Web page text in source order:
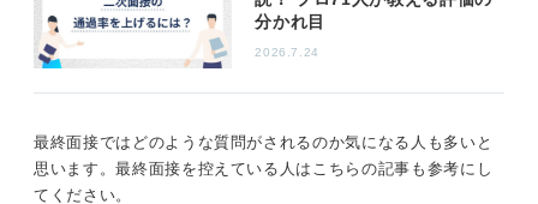
が多分にあり、最終判断の場では役員や社長クラスの人
が、その学生が長期的に自社で働き、活躍してくれるか
通過率は一概にいえないため万全の準備で挑もう！
分かれ目
2026.7.24
最終面接ではどのような質問がされるのか気になる人も多いと
思います。最終面接を控えている人はこちらの記事も参考にし
てください。